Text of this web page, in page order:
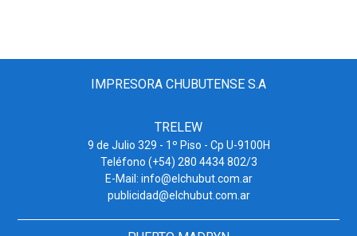
IMPRESORA CHUBUTENSE S.A
TRELEW
9 de Julio 329 - 1º Piso - Cp U-9100H
Teléfono (+54) 280 4434 802/3
E-Mail: info@elchubut.com.ar
publicidad@elchubut.com.ar